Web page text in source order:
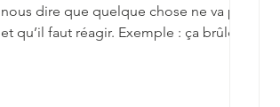
nous dire que quelque chose ne va pas
et qu’il faut réagir. Exemple : ça brûle :